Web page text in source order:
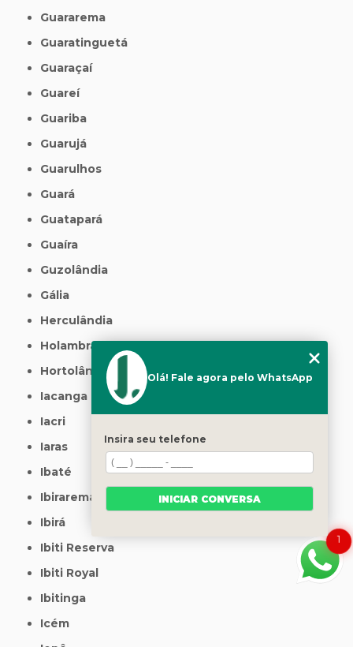
Guararema
Guaratinguetá
Guaraçaí
Guareí
Guariba
Guarujá
Guarulhos
Guará
Guatapará
Guaíra
Guzolândia
Gália
Herculândia
Holambra
Hortolândia
Iacanga
Iacri
Iaras
Ibaté
Ibirarema
Ibirá
Ibiti Reserva
Ibiti Royal
Ibitinga
Icém
1
Olá! Fale agora pelo WhatsApp
Insira seu telefone
INICIAR CONVERSA